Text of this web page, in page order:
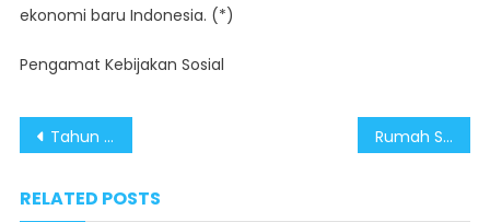
ekonomi baru Indonesia. (*)
Pengamat Kebijakan Sosial
Post
Tahun Pertama Prabowo–Gibran Wujudkan Revolusi Desa Lewat Kopdes Merah Putih Rumah Subsidi Lebih Luas dan Layak Wujud Nyata Pemerataan di Tahun Pertama Pemerintahan Prabowo Gibran
RELATED POSTS